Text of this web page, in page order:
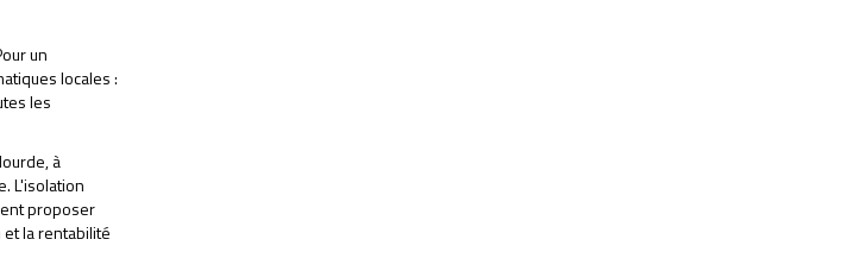
CÔTES-D'ARMOR
CATALOGUE
un
locales :
les
à
L'isolation
proposer
la rentabilité